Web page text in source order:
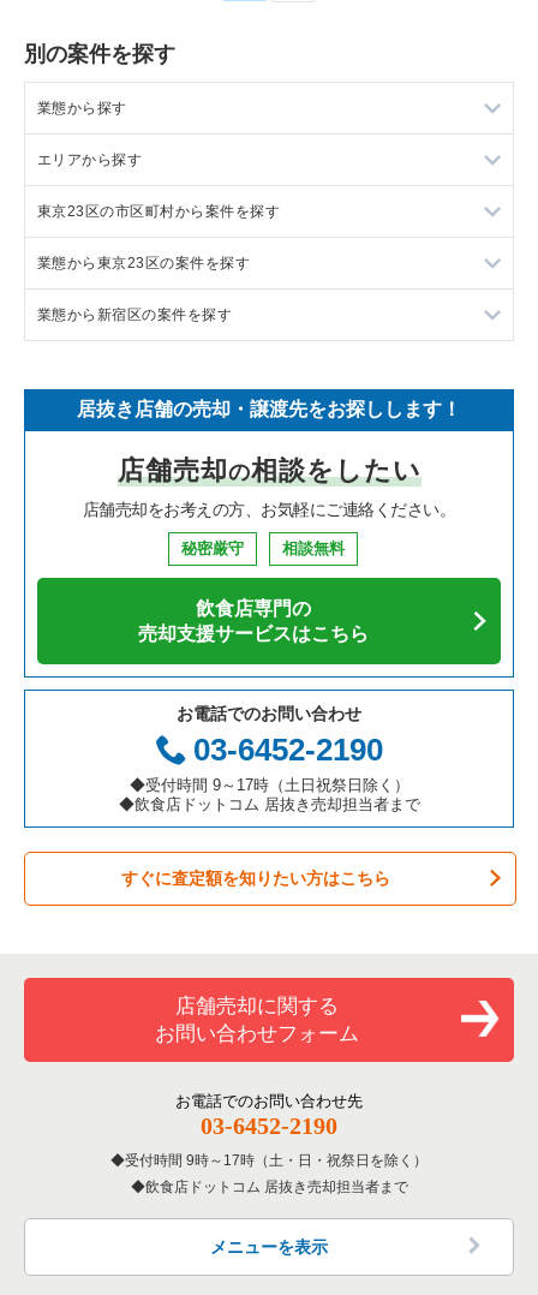
別の案件を探す
業態から探す
ラーメンの居抜き売却物件の案件一覧
フランス料理の居抜き売却物件の案件一覧
イタリア料理の居抜き売却物件の案件一覧
中華の居抜き売却物件の案件一覧
寿司の居抜き売却物件の案件一覧
焼肉の居抜き売却物件の案件一覧
鉄板焼き・お好み焼の居抜き売却物件の案件一覧
カフェの居抜き売却物件の案件一覧
テイクアウトの居抜き売却物件の案件一覧
お弁当・惣菜・デリの居抜き売却物件の案件一覧
カラオケ・パブ・スナックの居抜き売却物件の案件一覧
バーの居抜き売却物件の案件一覧
居酒屋・ダイニングバーの居抜き売却物件の案件一覧
洋食の居抜き売却物件の案件一覧
その他の居抜き売却物件の案件一覧
エリアから探す
東京23区の飲食店の居抜き売却物件の案件一覧
東京都下の飲食店の居抜き売却物件の案件一覧
千葉県の飲食店の居抜き売却物件の案件一覧
神奈川県の飲食店の居抜き売却物件の案件一覧
大阪府の飲食店の居抜き売却物件の案件一覧
兵庫県の飲食店の居抜き売却物件の案件一覧
愛知県の飲食店の居抜き売却物件の案件一覧
岐阜県の飲食店の居抜き売却物件の案件一覧
三重県の飲食店の居抜き売却物件の案件一覧
東京23区の市区町村から案件を探す
目黒区の飲食店の居抜き売却物件の案件一覧
渋谷区の飲食店の居抜き売却物件の案件一覧
新宿区の飲食店の居抜き売却物件の案件一覧
葛飾区の飲食店の居抜き売却物件の案件一覧
中央区の飲食店の居抜き売却物件の案件一覧
千代田区の飲食店の居抜き売却物件の案件一覧
港区の飲食店の居抜き売却物件の案件一覧
足立区の飲食店の居抜き売却物件の案件一覧
板橋区の飲食店の居抜き売却物件の案件一覧
台東区の飲食店の居抜き売却物件の案件一覧
練馬区の飲食店の居抜き売却物件の案件一覧
北区の飲食店の居抜き売却物件の案件一覧
江戸川区の飲食店の居抜き売却物件の案件一覧
墨田区の飲食店の居抜き売却物件の案件一覧
品川区の飲食店の居抜き売却物件の案件一覧
業態から東京23区の案件を探す
東京23区のラーメンの居抜き売却物件の案件一覧
東京23区のイタリア料理の居抜き売却物件の案件一覧
東京23区の中華の居抜き売却物件の案件一覧
東京23区のそば・うどんの居抜き売却物件の案件一覧
東京23区の焼肉の居抜き売却物件の案件一覧
東京23区の鉄板焼き・お好み焼の居抜き売却物件の案件一覧
東京23区のアジア料理の居抜き売却物件の案件一覧
東京23区のカフェの居抜き売却物件の案件一覧
東京23区のテイクアウトの居抜き売却物件の案件一覧
東京23区のお弁当・惣菜・デリの居抜き売却物件の案件一覧
東京23区のバーの居抜き売却物件の案件一覧
東京23区の居酒屋・ダイニングバーの居抜き売却物件の案件一
東京23区の専門料理の居抜き売却物件の案件一覧
東京23区の和食の居抜き売却物件の案件一覧
東京23区の洋食の居抜き売却物件の案件一覧
業態から新宿区の案件を探す
新宿区のフランス料理の居抜き売却物件の案件一覧
新宿区のイタリア料理の居抜き売却物件の案件一覧
新宿区の中華の居抜き売却物件の案件一覧
新宿区の寿司の居抜き売却物件の案件一覧
新宿区の焼肉の居抜き売却物件の案件一覧
新宿区の鉄板焼き・お好み焼の居抜き売却物件の案件一覧
新宿区のアジア料理の居抜き売却物件の案件一覧
新宿区のカフェの居抜き売却物件の案件一覧
新宿区のテイクアウトの居抜き売却物件の案件一覧
新宿区のバーの居抜き売却物件の案件一覧
新宿区の居酒屋・ダイニングバーの居抜き売却物件の案件一覧
新宿区の専門料理の居抜き売却物件の案件一覧
新宿区の和食の居抜き売却物件の案件一覧
新宿区の洋食の居抜き売却物件の案件一覧
居抜き店舗の売却・譲渡先をお探しします！
店舗売却の相談をしたい
店舗売却をお考えの方、お気軽にご連絡ください。
秘密厳守 相談無料
飲食店専門の
売却支援サービスはこちら
お電話でのお問い合わせ
03-6452-2190
◆受付時間 9～17時（土日祝祭日除く）
◆飲食店ドットコム 居抜き売却担当者まで
すぐに査定額を知りたい方はこちら
店舗売却に関する
お問い合わせフォーム
お電話でのお問い合わせ先
03-6452-2190
受付時間 9時～17時（土・日・祝祭日を除く）
飲食店ドットコム 居抜き売却担当者まで
メニューを表示